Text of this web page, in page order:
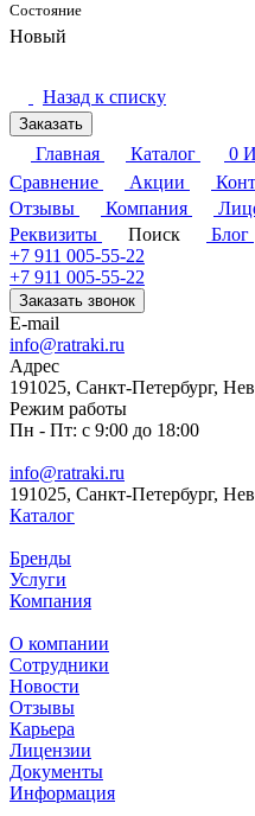
Состояние
Новый
Назад к списку
Заказать
Главная Каталог 0
Сравнение
Акции
Отзывы
Компания
Реквизиты
Поиск Блог
+7 911 005-55-22
+7 911 005-55-22
Заказать звонок
E-mail
info@ratraki.ru
Адрес
191025, Санкт-Петербург,
Режим работы
Пн - Пт: с 9:00 до 18:00
info@ratraki.ru
191025, Санкт-Петербург,
Каталог
Бренды
Услуги
Компания
О компании
Сотрудники
Новости
Отзывы
Карьера
Лицензии
Документы
Информация